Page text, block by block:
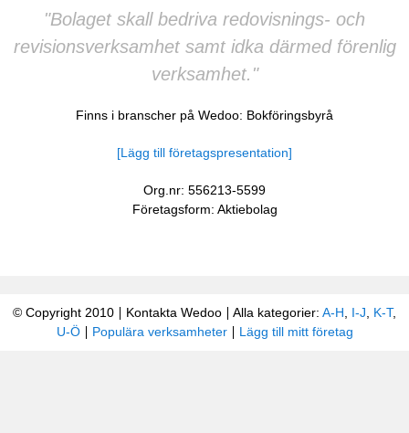
"Bolaget skall bedriva redovisnings- och
revisionsverksamhet samt idka därmed förenlig
verksamhet."
Finns i branscher på Wedoo: Bokföringsbyrå
[Lägg till företagspresentation]
Org.nr: 556213-5599
Företagsform: Aktiebolag
© Copyright 2010 Kontakta Wedoo Alla kategorier: A-H I-J K-T,
U-Ö
Populära verksamheter Lägg till mitt företag